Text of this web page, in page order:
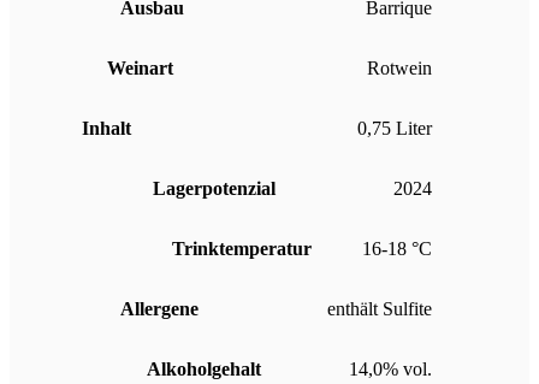
Ausbau Barrique
Weinart Rotwein
Inhalt 0,75 Liter
Lagerpotenzial 2024
Trinktemperatur 16-18 °C
Allergene enthält Sulfite
Alkoholgehalt 14,0% vol.